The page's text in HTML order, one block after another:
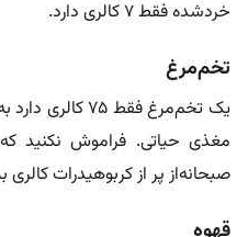
خردشده فقط ۷ کالری دارد.
تخم‌مرغ
مغذی حیاتی. فراموش نکنید
صبحانه‌از پر از کربوهیدرات